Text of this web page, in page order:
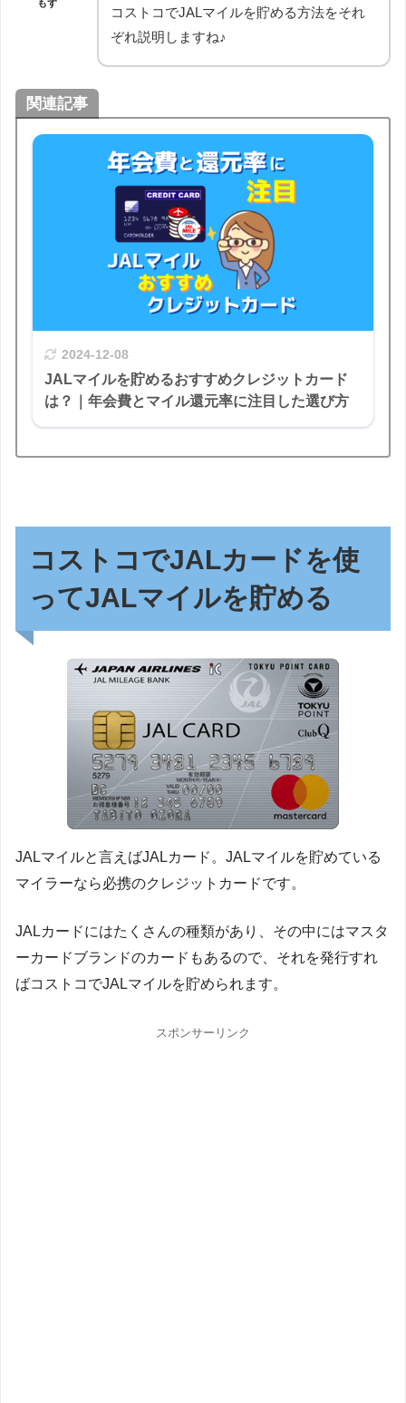
もず
コストコでJALマイルを貯める方法をそれ
ぞれ説明しますね♪
関連記事
2024-12-08
JALマイルを貯めるおすすめクレジットカード
は？｜年会費とマイル還元率に注目した選び方
コストコでJALカードを使
ってJALマイルを貯める
JALマイルと言えばJALカード。JALマイルを貯めている
マイラーなら必携のクレジットカードです。
JALカードにはたくさんの種類があり、その中にはマスタ
ーカードブランドのカードもあるので、それを発行すれ
ばコストコでJALマイルを貯められます。
スポンサーリンク